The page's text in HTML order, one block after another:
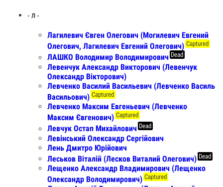
- Л -
Лагилевич Євген Олегович (Могилевич Евгений
Олегович, Лагилевич Евгений Олегович) Captured
ЛАШКО Володимир Володимирович Dead
Левенчук Александр Викторович (Левенчук
Олександр Вікторович)
Левченко Василий Васильевич (Левченко Василь
Васильович) Captured
Левченко Максим Евгеньевич (Левченко
Максим Євгенович) Captured
Левчук Остап Михайлович Dead
Левінський Олександр Сергійович
Лень Дмитро Юрійович
Леськов Віталій (Лесков Виталий Олегович) Dead
Лещенко Александр Владимирович (Лещенко
Олександр Володимирович) Captured